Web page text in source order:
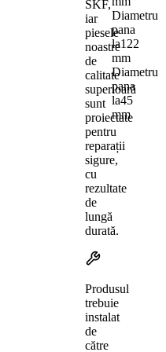
SKF,
iar
piesele
noastre
de
calitate
superioară
sunt
proiectate
pentru
reparații
sigure,
cu
rezultate
de
lungă
durată.
Produsul
trebuie
instalat
de
către
Diametru
pana
la122
mm
Diametru
pana
la45
mm